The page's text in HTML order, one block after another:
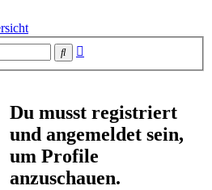
Suche
Du musst registriert
und angemeldet sein,
um Profile
anzuschauen.